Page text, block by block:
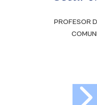
PROFESOR